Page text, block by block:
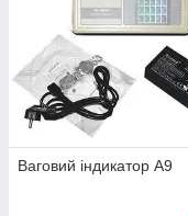
Ваговий індикатор А9